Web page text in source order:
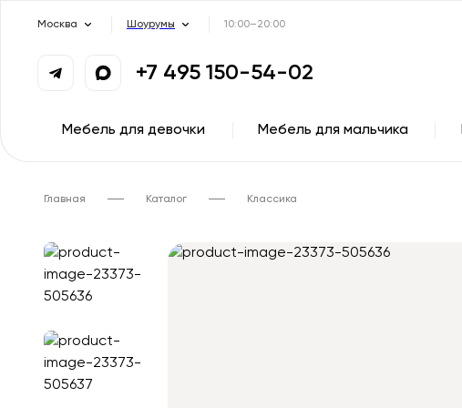
Москва Шоурумы 10:00–20:00
+7 495 150-54-02
Мебель для девочки Мебель для мальчика
Главная Каталог Классика